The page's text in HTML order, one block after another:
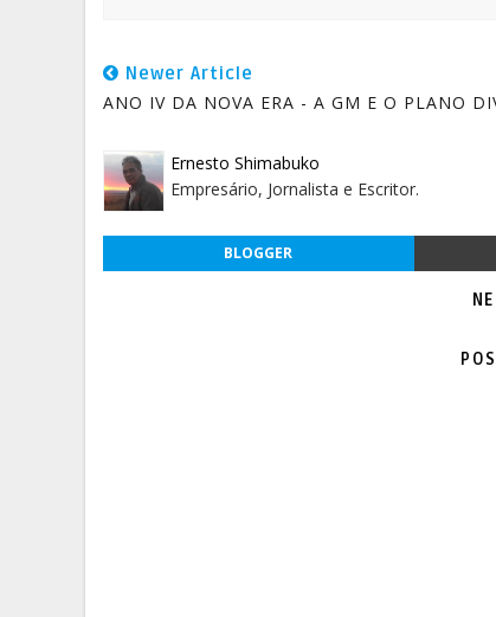
Newer Article
ANO IV DA NOVA ERA - A GM E O PLANO
Ernesto Shimabuko
Empresário, Jornalista e Escritor.
BLOGGER